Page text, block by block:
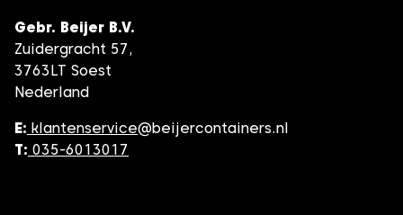
Gebr. Beijer B.V.
Zuidergracht 57,
3763LT Soest
Nederland
E: klantenservice@beijercontainers.nl
T: 035-6013017